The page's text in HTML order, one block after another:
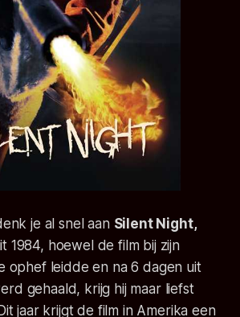
je al snel aan Silent Night,
1984, hoewel de film bij zijn
ophef leidde en na 6 dagen uit
gehaald, krijg hij maar liefst
jaar krijgt de film in Amerika een